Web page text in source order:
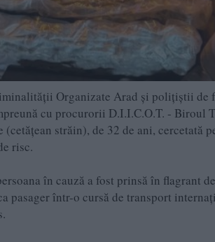
Organizate Arad și polițiștii de
cu procurorii D.I.I.C.O.T. - Biroul
străin), de 32 de ani, cercetată
risc.
în cauză a fost prinsă în flagrant
pasager într-o cursă de transport